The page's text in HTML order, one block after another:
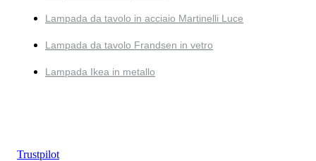
Lampada da tavolo in acciaio Martinelli Luce
Lampada da tavolo Frandsen in vetro
Lampada Ikea in metallo
Trustpilot